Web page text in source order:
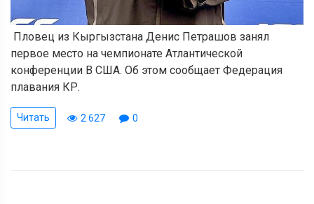
Пловец из Кыргызстана Денис Петрашов занял
первое место на чемпионате Атлантической
конференции В США. Об этом сообщает Федерация
плавания КР.
Читать 2 627 0